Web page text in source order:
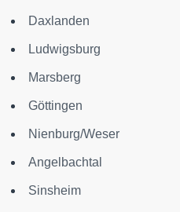
Daxlanden
Ludwigsburg
Marsberg
Göttingen
Nienburg/Weser
Angelbachtal
Sinsheim